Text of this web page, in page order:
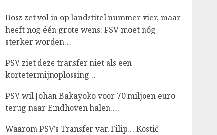
Bosz zet vol in op landstitel nummer vier, maar
heeft nog één grote wens: PSV moet nóg
sterker worden…
PSV ziet deze transfer niet als een
kortetermijnoplossing…
PSV wil Johan Bakayoko voor 70 miljoen euro
terug naar Eindhoven halen….
Waarom PSV’s Transfer van Filip… Kostić